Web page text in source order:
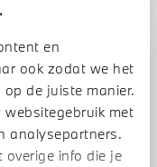
en
ook zodat we het
de juiste manier.
met
analysepartners.
overige info die je